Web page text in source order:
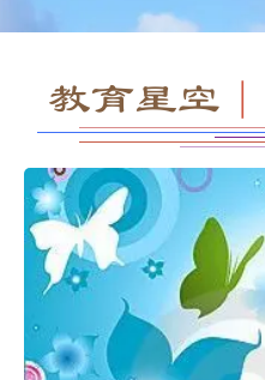
教育星空